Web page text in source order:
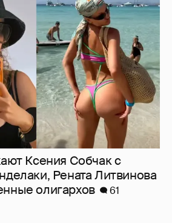
Ксения Собчак с
Рената Литвинова
олигархов
61